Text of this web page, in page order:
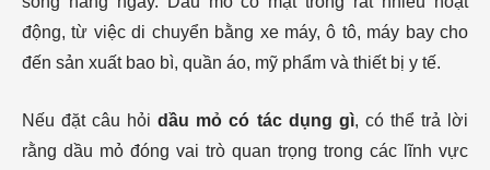
động, từ việc di chuyển bằng xe máy, ô tô, máy bay cho
đến sản xuất bao bì, quần áo, mỹ phẩm và thiết bị y tế.
Nếu đặt câu hỏidầu mỏ có tác dụng gì, có thể trả lời
rằng dầu mỏ đóng vai trò quan trọng trong các lĩnh vực